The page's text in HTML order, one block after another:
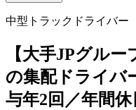
中型トラックドライバー
【大手JPグル
の集配ドライバ
与年2回／年間休